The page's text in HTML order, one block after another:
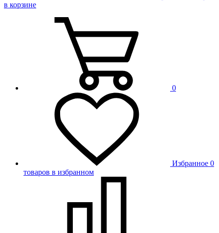
в корзине
0
Избранное 0
товаров в избранном